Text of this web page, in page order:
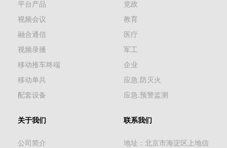
平台产品
视频会议
融合通信
视频录播
移动推车终端
移动单兵
配套设备
党政
教育
医疗
军工
企业
应急.防灭火
应急.预警监测
关于我们
公司简介
联系我们
地址：北京市海淀区上地信